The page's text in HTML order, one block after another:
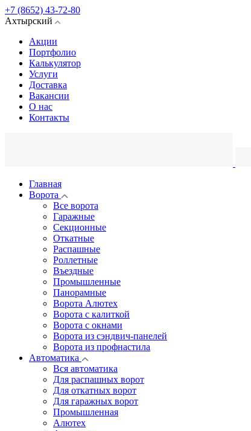
+7 (8652) 43-72-80
Ахтырский
Акции
Портфолио
Калькулятор
Услуги
Доставка
Вакансии
О нас
Контакты
Главная
Ворота
Все ворота
Гаражные
Секционные
Откатные
Распашные
Роллетные
Въездные
Промышленные
Панорамные
Ворота Алютех
Ворота с калиткой
Ворота c окнами
Ворота из сэндвич-панелей
Ворота из профнастила
Автоматика
Вся автоматика
Для распашных ворот
Для откатных ворот
Для гаражных ворот
Промышленная
Алютех